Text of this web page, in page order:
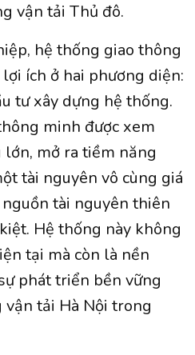
vận tải Thủ đô.
hệ thống giao thông
ích ở hai phương diện:
tư xây dựng hệ thống.
minh được xem
mở ra tiềm năng
tài nguyên vô cùng giá
tài nguyên thiên
Hệ thống này không
tại mà còn là nền
phát triển bền vững
vận tải Hà Nội trong